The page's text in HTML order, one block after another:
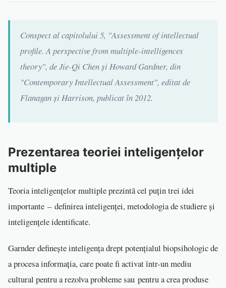
Conspect al capitolului 5, "Assessment of intellectual
profile. A perspective from multiple-intelligences
theory", de Jie-Qi Chen și Howard Gardner, din
"Contemporary Intellectual Assessment", editat de
Flanagan și Harrison, publicat în 2012.
Prezentarea teoriei inteligențelor
multiple
Teoria inteligențelor multiple prezintă cel puțin trei idei
importante – definirea inteligenței, metodologia de studiere și
inteligențele identificate.
Garnder definește inteligența drept potențialul biopsihologic de
a procesa informația, care poate fi activat într-un mediu
cultural pentru a rezolva probleme sau pentru a crea produse